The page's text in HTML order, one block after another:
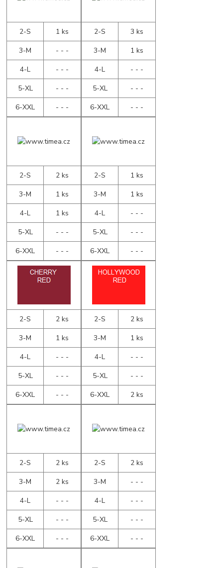
2-S
1 ks
3-M
- - -
4-L
- - -
5-XL
- - -
6-XXL
- - -
2-S
3 ks
3-M
1 ks
4-L
- - -
5-XL
- - -
6-XXL
- - -
2-S
2 ks
3-M
1 ks
4-L
1 ks
5-XL
- - -
6-XXL
- - -
2-S
1 ks
3-M
1 ks
4-L
- - -
5-XL
- - -
6-XXL
- - -
2-S
2 ks
3-M
1 ks
4-L
- - -
5-XL
- - -
6-XXL
- - -
2-S
2 ks
3-M
1 ks
4-L
- - -
5-XL
- - -
6-XXL
2 ks
2-S
2 ks
3-M
2 ks
4-L
- - -
5-XL
- - -
6-XXL
- - -
2-S
2 ks
3-M
- - -
4-L
- - -
5-XL
- - -
6-XXL
- - -